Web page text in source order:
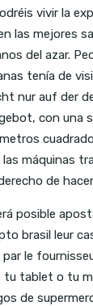
vivir la
las mejores
del azar.
tenía de
nur auf der
con una
máquinas
de
posible
brasil leur
le
tablet o tu
de